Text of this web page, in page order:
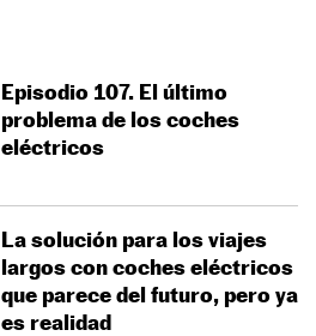
Episodio 107. El último
problema de los coches
eléctricos
La solución para los viajes
largos con coches eléctricos
que parece del futuro, pero ya
es realidad